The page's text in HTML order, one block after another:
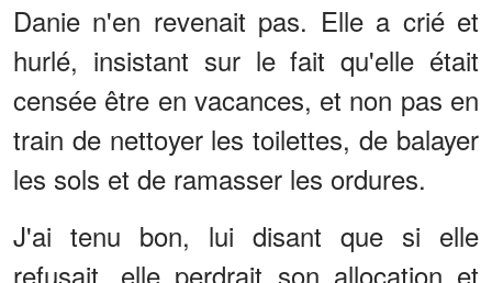
Danie n'en revenait pas. Elle a crié et
hurlé, insistant sur le fait qu'elle était
censée être en vacances, et non pas en
train de nettoyer les toilettes, de balayer
les sols et de ramasser les ordures.
J'ai tenu bon, lui disant que si elle
refusait, elle perdrait son allocation et